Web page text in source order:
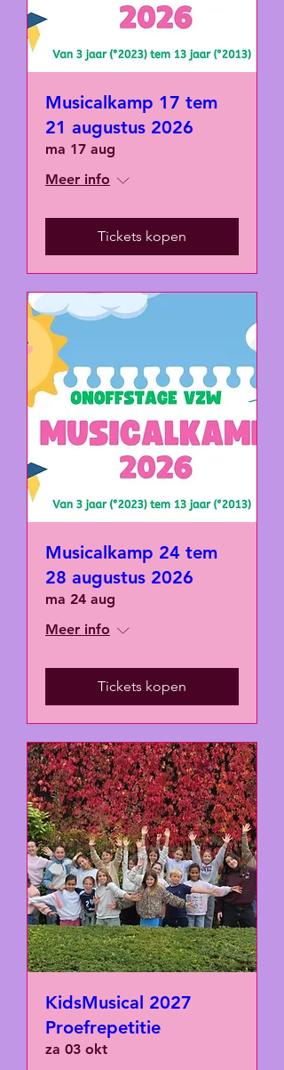
Musicalkamp 17 tem
21 augustus 2026
ma 17 aug
Meer info
Tickets kopen
Musicalkamp 24 tem
28 augustus 2026
ma 24 aug
Meer info
Tickets kopen
KidsMusical 2027
Proefrepetitie
za 03 okt